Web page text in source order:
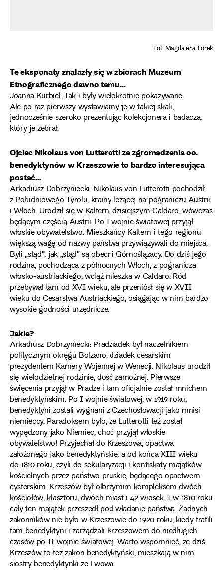
Fot. Magdalena Lorek
Te eksponaty znalazły się w zbiorach Muzeum
Etnograficznego dawno temu…
Joanna Kurbiel: Tak i były wielokrotnie pokazywane.
Ale po raz pierwszy wystawiamy je w takiej skali,
jednocześnie szeroko prezentując kolekcjonera i badacza,
który je zebrał.
Ojciec Nikolaus von Lutterotti ze zgromadzenia oo.
benedyktynów w Krzeszowie to bardzo interesująca
postać…
Arkadiusz Dobrzyniecki: Nikolaus von Lutterotti pochodził
z Południowego Tyrolu, krainy leżącej na pograniczu Austrii
i Włoch. Urodził się w Kaltern, dzisiejszym Caldaro, wówczas
będącym częścią Austrii. Po I wojnie światowej przyjął
włoskie obywatelstwo. Mieszkańcy Kaltern i tego regionu
większą wagę od nazwy państwa przywiązywali do miejsca.
Byli „stąd”, jak „stąd” są obecni Górnoślązacy. Do dziś jego
rodzina, pochodząca z północnych Włoch, z pogranicza
włosko-austriackiego, wciąż mieszka w Caldaro. Ród
przebywał tam od XVI wieku, ale przeniósł się w XVII
wieku do Cesarstwa Austriackiego, osiągając w nim bardzo
wysokie godności urzędnicze.
Jakie?
Arkadiusz Dobrzyniecki: Pradziadek był naczelnikiem
politycznym okręgu Bolzano, dziadek cesarskim
prezydentem Kamery Wojennej w Wenecji. Nikolaus urodził
się wielodzietnej rodzinie, dość zamożnej. Pierwsze
święcenia przyjął w Pradze i tam oficjalnie został mnichem
benedyktyńskim. Po I wojnie światowej, w 1919 roku,
benedyktyni zostali wygnani z Czechosłowacji jako mnisi
niemieccy. Paradoksem było, że Lutterotti też został
wypędzony jako Niemiec, choć przyjął włoskie
obywatelstwo! Przyjechał do Krzeszowa, opactwa
założonego jako benedyktyńskie, a od końca XIII wieku
do 1810 roku, czyli do sekularyzacji i konfiskaty majątków
kościelnych przez państwo pruskie, będącego opactwem
cysterskim. Krzeszów był olbrzymim kompleksem dwóch
kościołów, klasztoru, dwóch miast i 42 wiosek. I w 1810 roku
cały ten majątek przeszedł pod władanie państwa. Żadnych
zakonników nie było w Krzeszowie do 1920 roku, kiedy trafili
tam benedyktyni i zarządzali Krzeszowem do niedługich
czasów po II wojnie światowej. Warto wspomnieć, że dziś
Krzeszów to też zakon benedyktyński, mieszkają w nim
siostry benedyktynki ze Lwowa.